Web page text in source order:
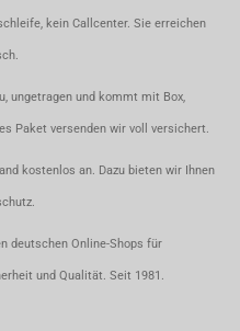
kein Callcenter. Sie erreichen
ungetragen und kommt mit Box,
Paket versenden wir voll versichert.
kostenlos an. Dazu bieten wir Ihnen
deutschen Online-Shops für
und Qualität. Seit 1981.